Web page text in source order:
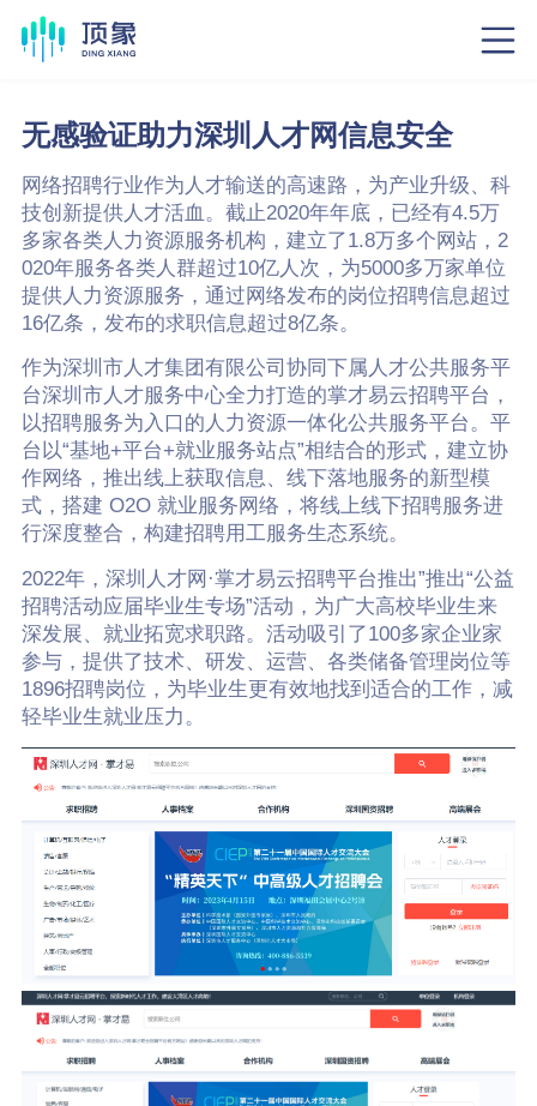
无感验证助力深圳人才网信息安全
网络招聘行业作为人才输送的高速路，为产业升级、科
技创新提供人才活血。截止2020年年底，已经有4.5万
多家各类人力资源服务机构，建立了1.8万多个网站，2
020年服务各类人群超过10亿人次，为5000多万家单位
提供人力资源服务，通过网络发布的岗位招聘信息超过
16亿条，发布的求职信息超过8亿条。
作为深圳市人才集团有限公司协同下属人才公共服务平
台深圳市人才服务中心全力打造的掌才易云招聘平台，
以招聘服务为入口的人力资源一体化公共服务平台。平
台以“基地+平台+就业服务站点”相结合的形式，建立协
作网络，推出线上获取信息、线下落地服务的新型模
式，搭建 O2O 就业服务网络，将线上线下招聘服务进
行深度整合，构建招聘用工服务生态系统。
2022年，深圳人才网·掌才易云招聘平台推出”推出“公益
招聘活动应届毕业生专场”活动，为广大高校毕业生来
深发展、就业拓宽求职路。活动吸引了100多家企业家
参与，提供了技术、研发、运营、各类储备管理岗位等
1896招聘岗位，为毕业生更有效地找到适合的工作，减
轻毕业生就业压力。